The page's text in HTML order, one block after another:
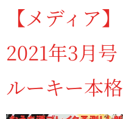
【メディア
2021年3月
ルーキー本